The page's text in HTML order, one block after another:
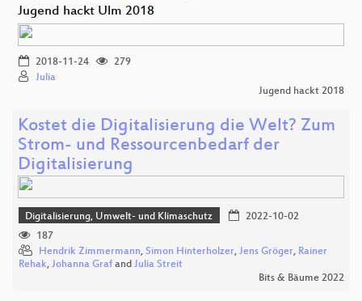
Jugend hackt Ulm 2018
2018-11-24
279
Julia
Jugend hackt 2018
Kostet die Digitalisierung die Welt? Zum
Strom- und Ressourcenbedarf der
Digitalisierung
Digitalisierung, Umwelt- und Klimaschutz
2022-10-02
187
Hendrik Zimmermann, Simon Hinterholzer, Jens Gröger, Rainer
Rehak, Johanna Graf and Julia Streit
Bits & Bäume 2022